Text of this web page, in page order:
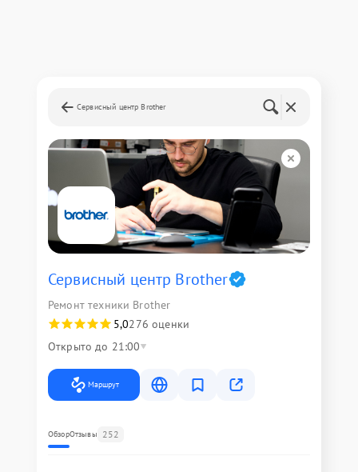
Сервисный центр Brother
Сервисный центр Brother
Ремонт техники Brother
5,0276 оценки
Открыто до 21:00
Маршрут
ОбзорОтзывы 252